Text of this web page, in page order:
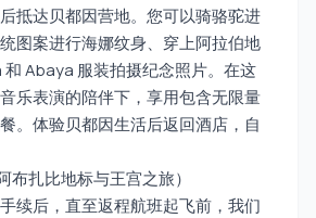
抵达贝都因营地。您可以骑骆驼进
图案进行海娜纹身、穿上阿拉伯地
Abaya 服装拍摄纪念照片。在这
乐表演的陪伴下，享用包含无限量
。体验贝都因生活后返回酒店，自
布扎比地标与王宫之旅）
续后，直至返程航班起飞前，我们